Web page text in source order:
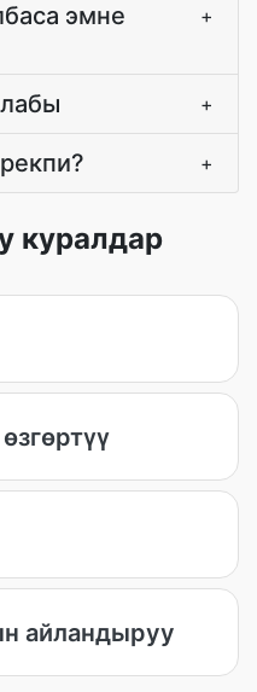
эмне
+
+
+
куралдар
айландыруу